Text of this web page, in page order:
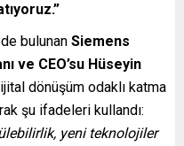
bulunan Siemens
ve CEO’su Hüseyin
dönüşüm odaklı katma
şu ifadeleri kullandı:
yeni teknolojiler